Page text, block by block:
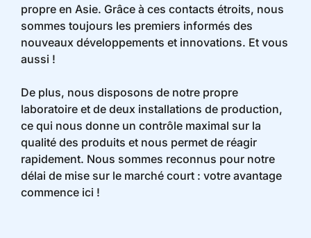
propre en Asie. Grâce à ces contacts étroits, nous
sommes toujours les premiers informés des
nouveaux développements et innovations. Et vous
aussi !
De plus, nous disposons de notre propre
laboratoire et de deux installations de production,
ce qui nous donne un contrôle maximal sur la
qualité des produits et nous permet de réagir
rapidement. Nous sommes reconnus pour notre
délai de mise sur le marché court : votre avantage
commence ici !